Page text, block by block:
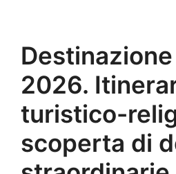
2026.
turistico-
scoperta di